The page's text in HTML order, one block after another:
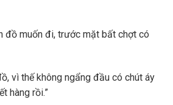
đồ muốn đi, trước mặt bất chợt có
vì thế không ngẩng đầu có chút áy
hàng rồi.”